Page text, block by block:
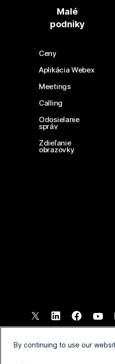
Malé
podniky
Ceny
Aplikácia Webex
Meetings
Calling
Odosielanie
správ
Zdieľanie
obrazovky
By continuing to use our